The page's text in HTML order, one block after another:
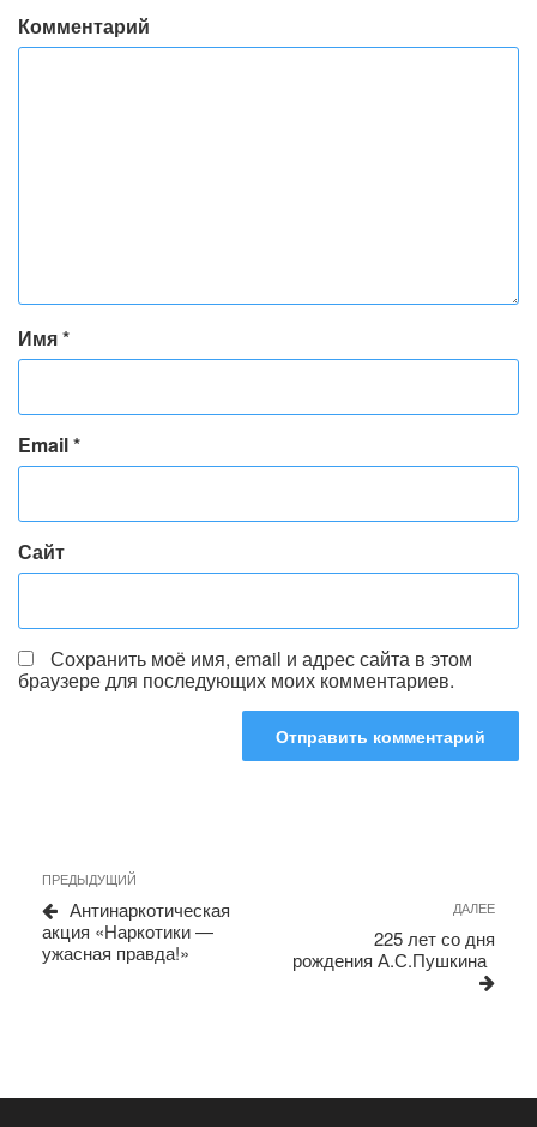
Комментарий
Имя*
Email*
Сайт
Сохранить моё имя, email и адрес сайта в этом
браузере для последующих моих комментариев.
Навигация
по
записям
Предыдущая
запись
ПРЕДЫДУЩИЙ
Антинаркотическая
акция «Наркотики —
ужасная правда!»
ДАЛЕЕ
225 лет со дня
рождения А.С.Пушкина